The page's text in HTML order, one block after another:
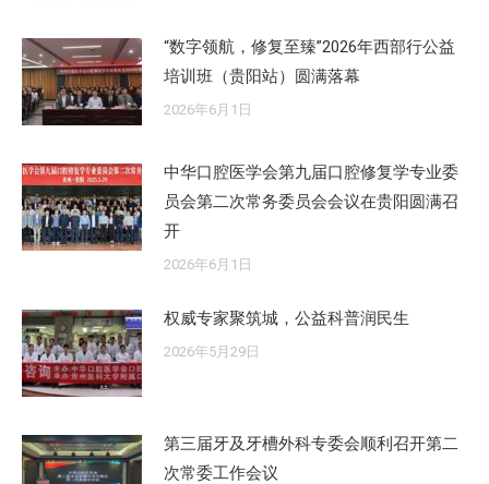
“数字领航，修复至臻”2026年西部行公益
培训班（贵阳站）圆满落幕
2026年6月1日
中华口腔医学会第九届口腔修复学专业委
员会第二次常务委员会会议在贵阳圆满召
开
2026年6月1日
权威专家聚筑城，公益科普润民生
2026年5月29日
第三届牙及牙槽外科专委会顺利召开第二
次常委工作会议